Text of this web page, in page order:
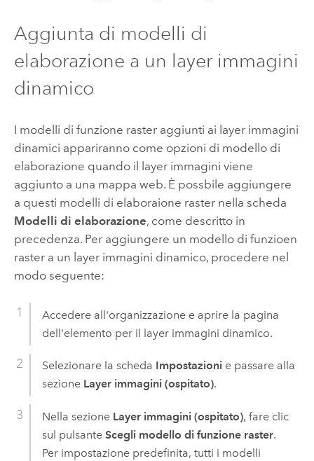
Aggiunta di modelli di
elaborazione a un layer immagini
dinamico
I modelli di funzione raster aggiunti ai layer immagini
dinamici appariranno come opzioni di modello di
elaborazione quando il layer immagini viene
aggiunto a una mappa web. È possbile aggiungere
a questi modelli di elaboraione raster nella scheda
Modelli di elaborazione, come descritto in
precedenza. Per aggiungere un modello di funzioen
raster a un layer immagini dinamico, procedere nel
modo seguente:
Accedere all'organizzazione e aprire la pagina
dell'elemento per il layer immagini dinamico.
Selezionare la scheda Impostazionie passare alla
sezione Layer immagini (ospitato).
Nella sezione Layer immagini (ospitato), fare clic
sul pulsante Scegli modello di funzione raster.
Per impostazione predefinita, tutti i modelli